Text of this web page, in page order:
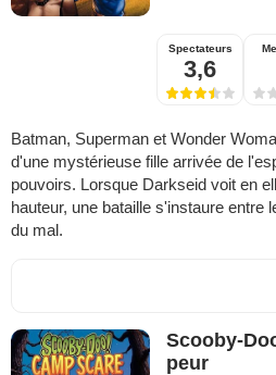
Spectateurs
3,6
Batman, Superman et Wonder
d'une mystérieuse fille arrivée de
pouvoirs. Lorsque Darkseid voit en
hauteur, une bataille s'instaure entre
du mal.
Scooby-
peur